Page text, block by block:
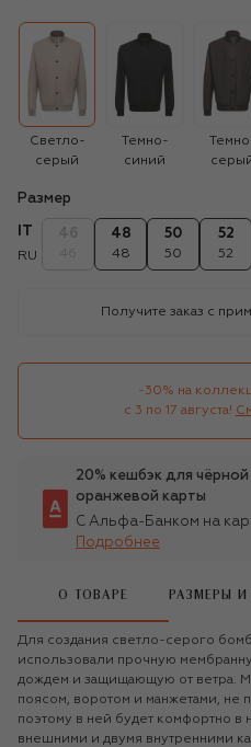
Светло-
серый
Темно-
синий
Размер
RU
48
48
50
50
52
52
Получите заказ с
-30% на
с 3 по 17 августа!
20% кешбэк для
оранжевой карты
С Альфа-Банком на
Подробнее
О ТОВАРЕ РАЗМЕРЫ
Для создания светло-серого
использовали прочную
дождем и защищающую от ветра.
поясом, воротом и манжетами, не
поэтому в ней будет комфортно в
внешними и двумя внутренними